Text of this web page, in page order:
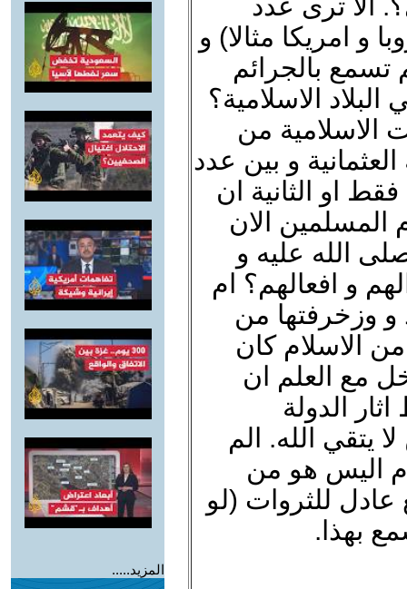
و امريكا مثالا) و
تسمع بالجرائم
الاسلامية؟
الاسلامية من
و بين عدد
او الثانية ان
الان
الله عليه و
و افعالهم؟ ام
وزخرفتها من
الاسلام كان
مع العلم ان
الدولة
يتقي الله. الم
اليس هو من
للثروات (لو
بهذا.
المزيد.....